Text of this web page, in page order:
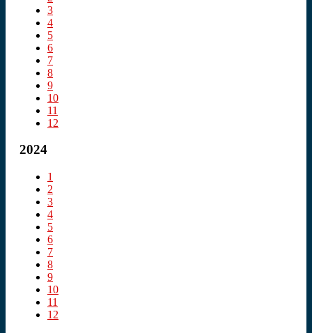
3
4
5
6
7
8
9
10
11
12
2024
1
2
3
4
5
6
7
8
9
10
11
12